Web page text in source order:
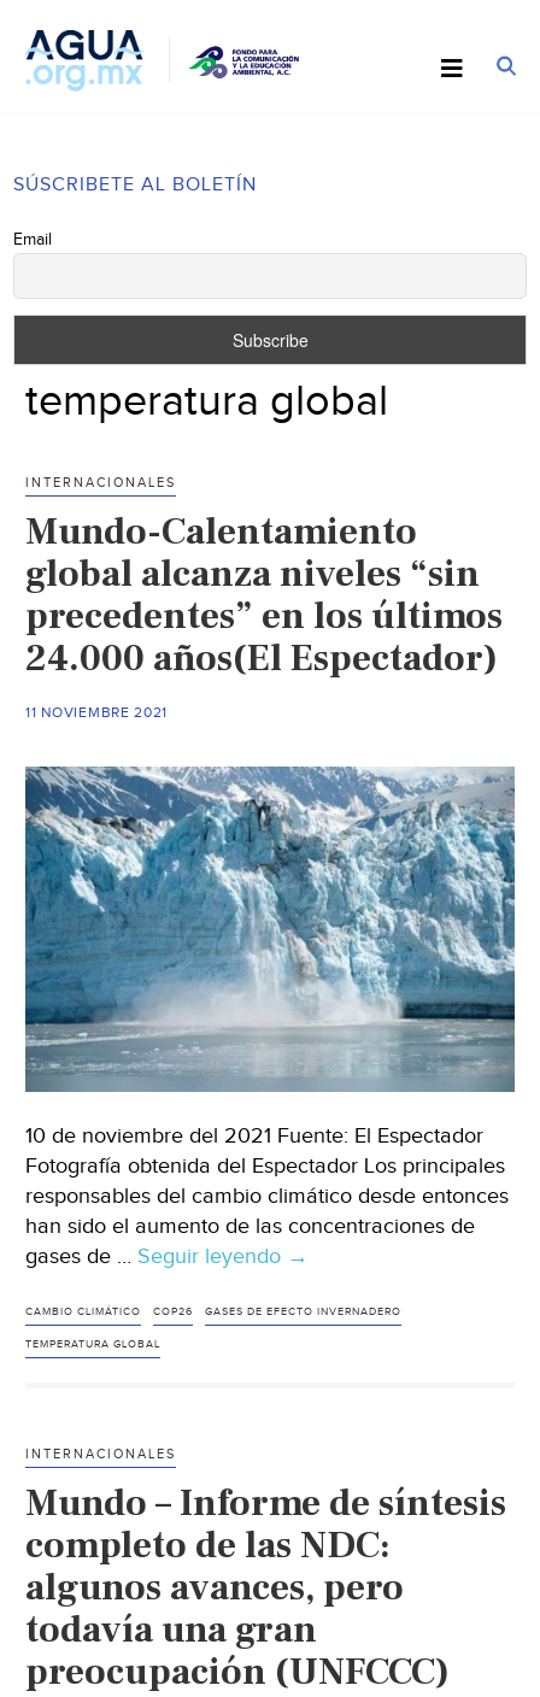
SÚSCRIBETE AL BOLETÍN
Email
temperatura global
INTERNACIONALES
Mundo-Calentamiento
global alcanza niveles “sin
precedentes” en los últimos
24.000 años(El Espectador)
11 NOVIEMBRE 2021
10 de noviembre del 2021 Fuente: El Espectador
Fotografía obtenida del Espectador Los principales
responsables del cambio climático desde entonces
han sido el aumento de las concentraciones de
gases de … Seguir leyendo Mundo-
global
los
últimos
24.000
años(El
Espectador)
→
CAMBIO CLIMÁTICO COP26 GASES DE EFECTO INVERNADERO
TEMPERATURA GLOBAL
INTERNACIONALES
Mundo – Informe de síntesis
completo de las NDC:
algunos avances, pero
todavía una gran
preocupación (UNFCCC)